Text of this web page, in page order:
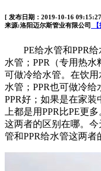
[ 发布日期：2019-10-16
来源:洛阳迈尔斯管业有限公司
PE给水管和PPR给
水管； PPR （专用热
可做冷给水管。在饮用
水管； PPR也可做冷给
PPR好；如果是在家装
上都是用PPR 比PE更多
这两者的区别在哪。
管和PPR给水管这两者